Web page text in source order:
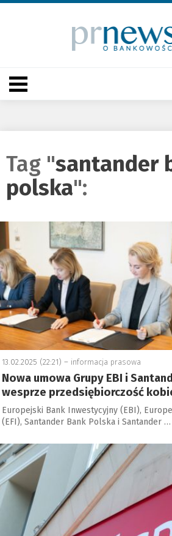
Tag "santander
polska":
13.02.2025 (22:21) – informacja prasowa
Nowa umowa Grupy EBI i
wesprze przedsiębiorczość
Europejski Bank Inwestycyjny (EBI),
(EFI), Santander Bank Polska i Santander …